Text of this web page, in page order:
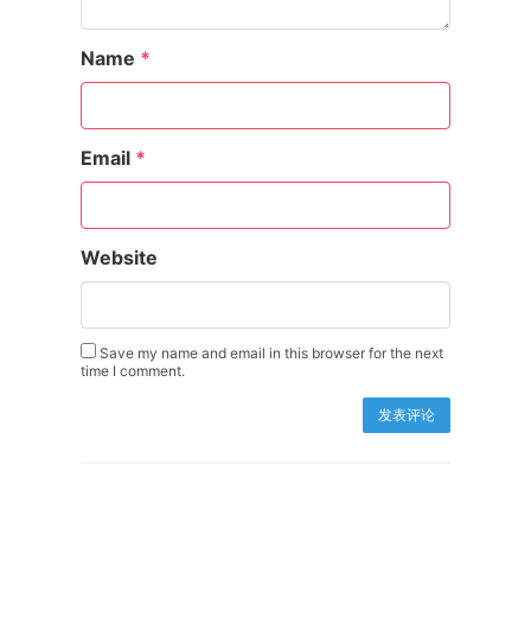
Name *
Email *
Website
Save my name and email in this browser for the next
time I comment.